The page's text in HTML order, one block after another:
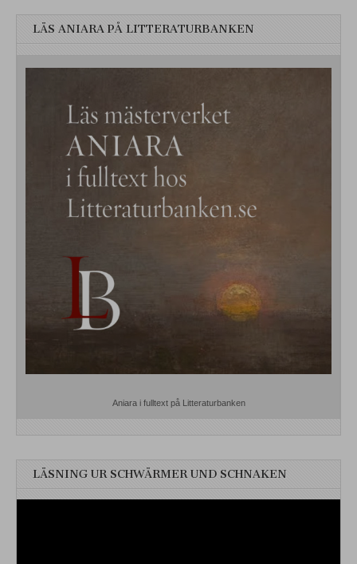
LÄS ANIARA PÅ LITTERATURBANKEN
Aniara i fulltext på Litteraturbanken
LÄSNING UR SCHWÄRMER UND SCHNAKEN